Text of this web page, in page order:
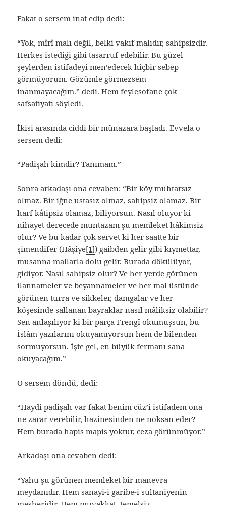
Fakat o sersem inat edip dedi:
“Yok, mîrî malı değil, belki vakıf malıdır, sahipsizdir.
Herkes istediği gibi tasarruf edebilir. Bu güzel
şeylerden istifadeyi men’edecek hiçbir sebep
görmüyorum. Gözümle görmezsem
inanmayacağım.” dedi. Hem feylesofane çok
safsatiyatı söyledi.
İkisi arasında ciddi bir münazara başladı. Evvela o
sersem dedi:
“Padişah kimdir? Tanımam.”
Sonra arkadaşı ona cevaben: “Bir köy muhtarsız
olmaz. Bir iğne ustasız olmaz, sahipsiz olamaz. Bir
harf kâtipsiz olamaz, biliyorsun. Nasıl oluyor ki
nihayet derecede muntazam şu memleket hâkimsiz
olur? Ve bu kadar çok servet ki her saatte bir
şimendifer (Hâşiye[1]) gaibden gelir gibi kıymettar,
musanna mallarla dolu gelir. Burada dökülüyor,
gidiyor. Nasıl sahipsiz olur? Ve her yerde görünen
ilannameler ve beyannameler ve her mal üstünde
görünen turra ve sikkeler, damgalar ve her
köşesinde sallanan bayraklar nasıl mâliksiz olabilir?
Sen anlaşılıyor ki bir parça Frengî okumuşsun, bu
İslâm yazılarını okuyamıyorsun hem de bilenden
sormuyorsun. İşte gel, en büyük fermanı sana
okuyacağım.”
O sersem döndü, dedi:
“Haydi padişah var fakat benim cüz’î istifadem ona
ne zarar verebilir, hazinesinden ne noksan eder?
Hem burada hapis mapis yoktur, ceza görünmüyor.”
Arkadaşı ona cevaben dedi:
“Yahu şu görünen memleket bir manevra
meydanıdır. Hem sanayi-i garibe-i sultaniyenin